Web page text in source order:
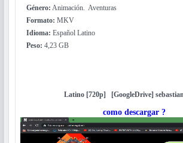
Género: Animación. Aventuras
Formato: MKV
Idioma: Español Latino
Peso: 4,23 GB
Latino [720p] [GoogleDrive]
como descargar ?
Reproductor
de